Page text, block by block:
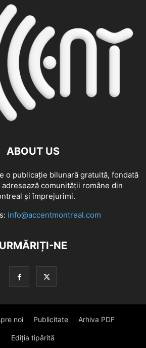
ABOUT US
o publicație bilunară gratuită, fondată
comunităţii române din
şi împrejurimi.
info@accentmontreal.com
URMĂRIȚI-NE
noi Publicitate Arhiva PDF
Ediția tipărită